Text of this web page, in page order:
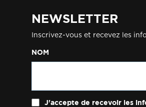
NEWSLETTER
Inscrivez-vous et recevez les
NOM
J'accepte de recevoir les